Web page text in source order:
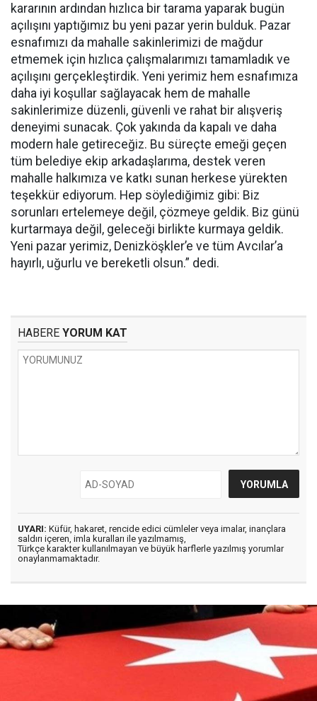
kararının ardından hızlıca bir tarama yaparak bugün
açılışını yaptığımız bu yeni pazar yerin bulduk. Pazar
esnafımızı da mahalle sakinlerimizi de mağdur
etmemek için hızlıca çalışmalarımızı tamamladık ve
açılışını gerçekleştirdik. Yeni yerimiz hem esnafımıza
daha iyi koşullar sağlayacak hem de mahalle
sakinlerimize düzenli, güvenli ve rahat bir alışveriş
deneyimi sunacak. Çok yakında da kapalı ve daha
modern hale getireceğiz. Bu süreçte emeği geçen
tüm belediye ekip arkadaşlarıma, destek veren
mahalle halkımıza ve katkı sunan herkese yürekten
teşekkür ediyorum. Hep söylediğimiz gibi: Biz
sorunları ertelemeye değil, çözmeye geldik. Biz günü
kurtarmaya değil, geleceği birlikte kurmaya geldik.
Yeni pazar yerimiz, Denizköşkler’e ve tüm Avcılar’a
hayırlı, uğurlu ve bereketli olsun.” dedi.
HABERE YORUM KAT
UYARI: Küfür, hakaret, rencide edici cümleler veya imalar, inançlara
saldırı içeren, imla kuralları ile yazılmamış,
Türkçe karakter kullanılmayan ve büyük harflerle yazılmış yorumlar
onaylanmamaktadır.